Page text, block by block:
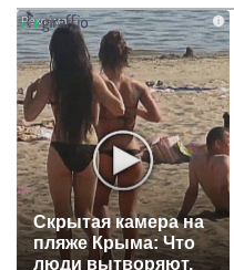
i
Скрытая камера на
пляже Крыма: Что
люди вытворяют,